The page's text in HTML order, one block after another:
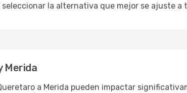
la alternativa que mejor se ajuste a
Merida
a Merida pueden impactar